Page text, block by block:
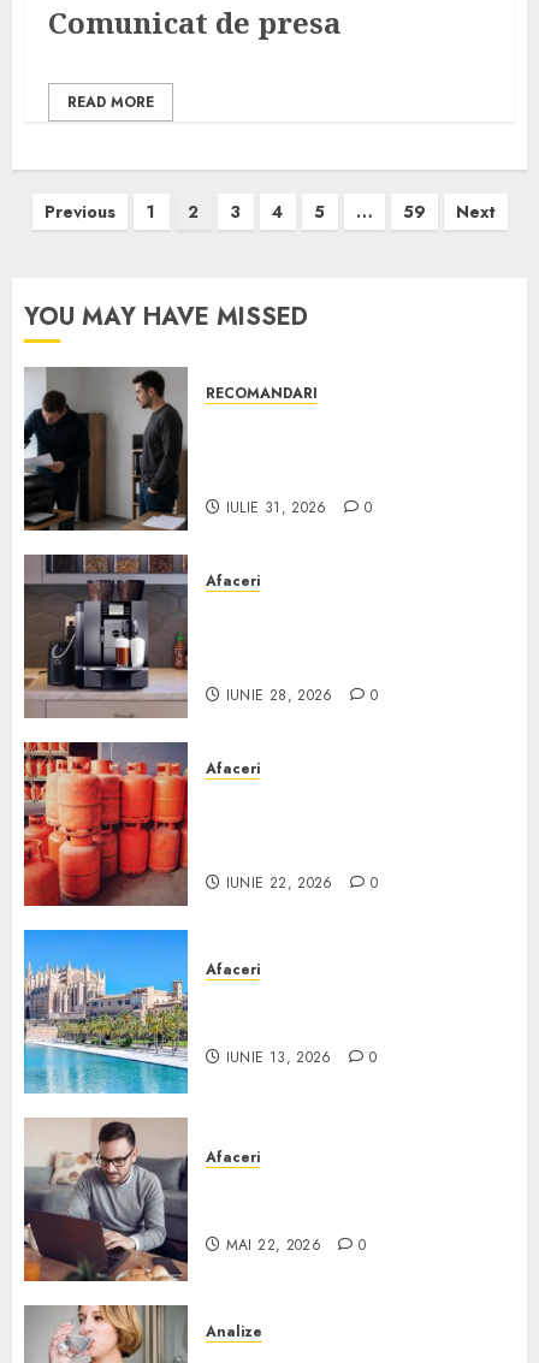
Comunicat de presa
READ MORE
Paginație
Previous 1 2 3 4 5 … 59 Next
YOU MAY HAVE MISSED
RECOMANDARI
IULIE 31, 2026 0
Afaceri
IUNIE 28, 2026 0
Afaceri
IUNIE 22, 2026 0
Afaceri
IUNIE 13, 2026 0
Afaceri
MAI 22, 2026 0
Analize